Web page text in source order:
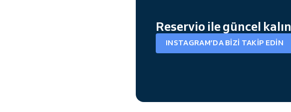
Reservio ile güncel kalın
INSTAGRAM’DA BIZI TAKIP EDIN